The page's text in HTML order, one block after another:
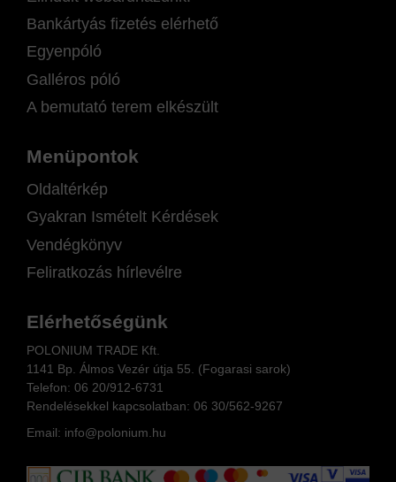
Bankártyás fizetés elérhető
Egyenpóló
Galléros póló
A bemutató terem elkészült
Menüpontok
Oldaltérkép
Gyakran Ismételt Kérdések
Vendégkönyv
Feliratkozás hírlevélre
Elérhetőségünk
POLONIUM TRADE Kft.
1141 Bp. Álmos Vezér útja 55. (Fogarasi sarok)
Telefon: 06 20/912-6731
Rendelésekkel kapcsolatban: 06 30/562-9267
Email: info@polonium.hu